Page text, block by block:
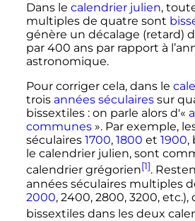
Dans le calendrier julien,
multiples de quatre sont
génère un décalage (retard)
par 400 anspar rapport à
astronomique.
Pour corriger cela, dans le
trois années séculairessur
bissextiles : on parle alors d'«
communes ». Par exemple,
séculaires 1700, 1800 et 1900,
le calendrier julien, sont
calendrier grégorien[1].
années séculaires multiples
2000, 2400, 2800, 3200, etc.),
bissextiles dans les deux